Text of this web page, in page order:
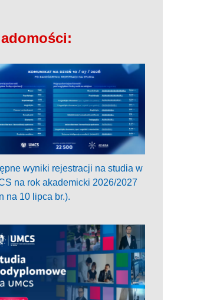
wyniki rejestracji na studia w
na rok akademicki 2026/2027
na 10 lipca br.).